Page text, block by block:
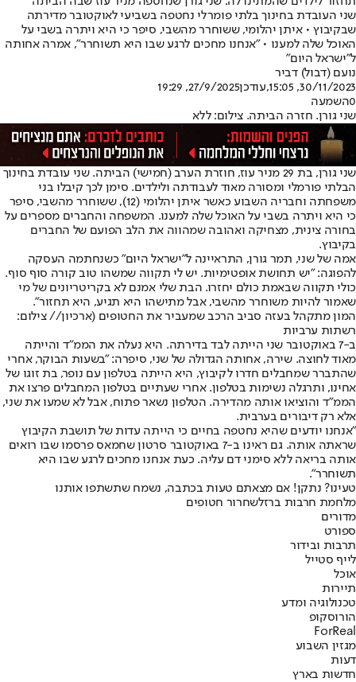
שני העובדת בחינוך בלתי פומרלי נחטפה בשביעי לאוקטובר מדירתה
שבקיבוץ • איתן יהלומי, ששוחרר מהשבי, סיפר כי היא ויתרה בשבי על
האוכל שלה למענו • "אנחנו מחכים לרגע שבו היא תשוחרר", אמרה אחותה
ל"ישראל היום"
נועם (דבול) דביר
30/11/2023, 15:05
,עודכן27/9/2025, 19:29
0השמעה
שני גורן. חזרה הביתה. צילום: ללא
שני גורן, בת 29 מניר עוז, חוזרת הערב (חמישי) הביתה. שני עובדת בחינוך
הבלתי פורמלי ומסורה מאוד לעבודתה ולילדים. סימן לכך קיבלו בני
משפחתה וחבריה השבוע כאשר איתן יהלומי (12), ששוחרר מהשבי, סיפר
כי היא ויתרה בשבי על האוכל שלה למענו. המשפחה והחברים מספרים על
בחורה צינית, מצחיקה ואהובה שמהווה את הלב הפועם של החברים
בקיבוץ.
אמה של שני, תמר גורן, התראיינה ל"ישראל היום" כשנחתמה העסקה
להפוגה: "יש תחושת אופטימיות. יש לי תקווה שמשהו טוב קורה סוף סוף.
כולי תקווה שבאמת כולם יחזרו. הבת שלי אמנם לא בקריטריונים של מי
שאמור להיות משוחרר מהשבי, אבל מתישהו היא תגיע, היא תחזור".
המון מתקהל בעזה סביב הרכב שמעביר את החטופים (ארכיון// צילום:
רשתות ערביות
ב-7 באוקטובר שני הייתה לבד בדירתה. היא נעלה את הממ"ד והייתה
מאוד לחוצה. שירה, אחותה הגדולה של שני, סיפרה: "בשעות הבוקר, אחרי
שהתברר שמחבלים חדרו לקיבוץ, היא הייתה בטלפון עם נופר, בת זוגו של
אחינו, ותרגלה נשימות בטלפון. אחרי שעתיים בטלפון המחבלים פרצו את
הממ"ד והוציאו אותה מהדירה. הטלפון נשאר פתוח, אבל לא שמעו את שני,
אלא רק דיבורים בערבית.
"אנחנו יודעים שהיא נחטפה בחיים כי הייתה עדות של תושבת הקיבוץ
שראתה אותה. גם ראינו ב-7 באוקטובר סרטון שחמאס פרסמו שבו רואים
אותה בריאה ללא סימני דם עליה. כעת אנחנו מחכים לרגע שבו היא
תשוחרר".
טעינו? נתקן! אם מצאתם טעות בכתבה, נשמח שתשתפו אותנו
מלחמת חרבות ברזלשחרור חטופים
מדורים
ספורט
תרבות ובידור
לייף סטייל
אוכל
תיירות
טכנולוגיה ומדע
הורוסקופ
ForReal
מגזין השבוע
דעות
חדשות בארץ